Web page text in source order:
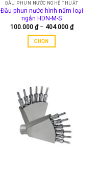
ĐẦU PHUN NƯỚC NGHỆ THUẬT
Đầu phun nước hình nấm loại
ngắn HDN-M-S
100.000 ₫ – 404.000 ₫Khoảng
giá:
CHỌN
nhiều
biến
thể.
Các
chọn